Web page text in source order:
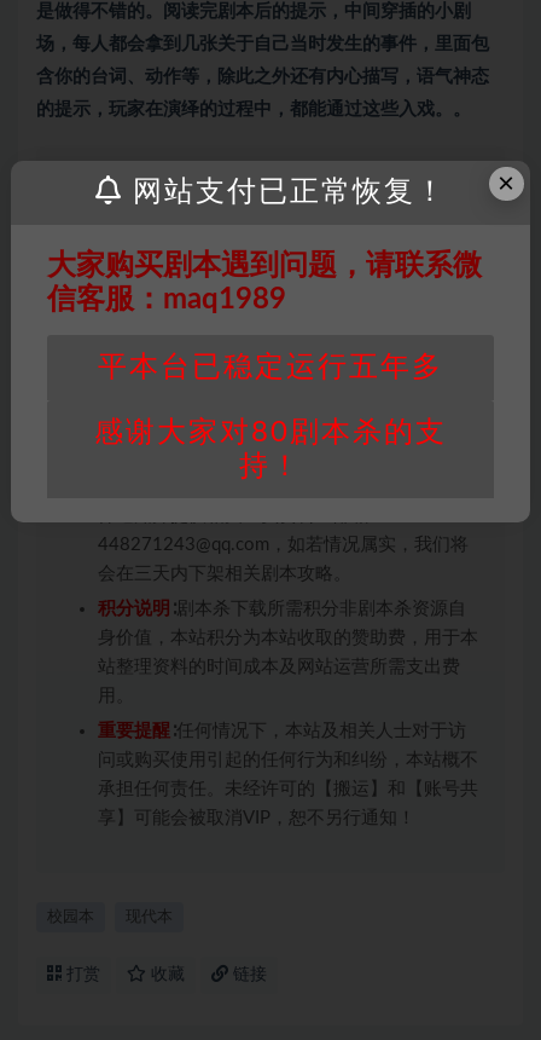
是做得不错的。阅读完剧本后的提示，中间穿插的小剧
场，每人都会拿到几张关于自己当时发生的事件，里面包
含你的台词、动作等，除此之外还有内心描写，语气神态
的提示，玩家在演绎的过程中，都能通过这些入戏。。
器→点此下载←
免责声明 ： 本站所有剧本杀资源均为网友分享
用于商业用途!任何人访问、浏览本站，购买或
条约约束，并遵守所有适用的法律法规。
：本站提供的任何剧本杀资源内容的版
448271243@qq.com，如若情况属实，我们将
会在三天内下架相关剧本攻略。
积分说明 ∶剧本杀下载所需积分非剧本杀资源自
身价值，本站积分为本站收取的赞助费，用于本
站整理资料的时间成本及网站运营所需支出费
用。
重要提醒 ∶任何情况下，本站及相关人士对于访
问或购买使用引起的任何行为和纠纷，本站概不
承担任何责任。未经许可的【搬运】和【账号共
享】可能会被取消VIP，恕不另行通知！
校园本 现代本
打赏 收藏 链接
×
网站支付已正常恢复！
大家购买剧本遇到问题，请联系微
信客服：maq1989
平本台已稳定运行五年多
感谢大家对80剧本杀的支
持！